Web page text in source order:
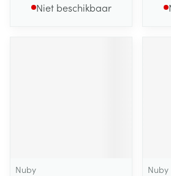
Niet beschikbaar
Nuby
Nuby